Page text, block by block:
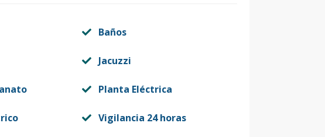
Baños
Jacuzzi
Planta Eléctrica
Vigilancia 24 horas